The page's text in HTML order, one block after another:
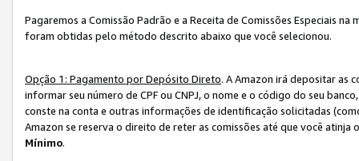
Pagaremos a Comissão Padrão e a Receita de Comissões Especiais
foram obtidas pelo método descrito abaixo que você selecionou.
Opção 1: Pagamento por Depósito Direto. A Amazon irá depositar as
informar seu número de CPF ou CNPJ, o nome e o código do seu
conste na conta e outras informações de identificação solicitadas
Amazon se reserva o direito de reter as comissões até que você
Mínimo.